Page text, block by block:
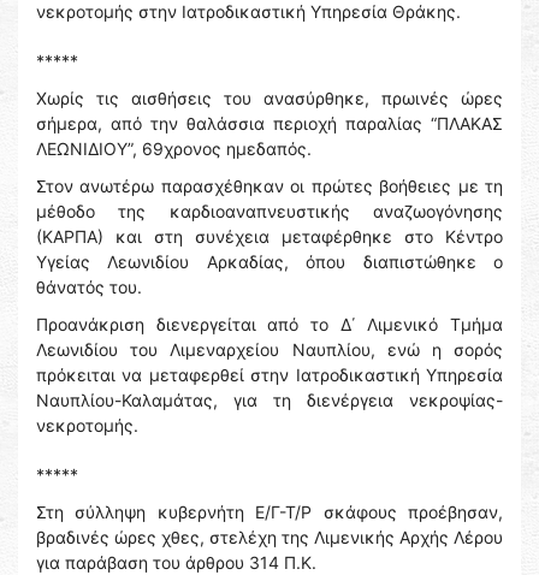
νεκροτομής στην Ιατροδικαστική Υπηρεσία Θράκης.
*****
Χωρίς τις αισθήσεις του ανασύρθηκε, πρωινές ώρες
σήμερα, από την θαλάσσια περιοχή παραλίας “ΠΛΑΚΑΣ
ΛΕΩΝΙΔΙΟΥ”, 69χρονος ημεδαπός.
Στον ανωτέρω παρασχέθηκαν οι πρώτες βοήθειες με τη
μέθοδο της καρδιοαναπνευστικής αναζωογόνησης
(ΚΑΡΠΑ) και στη συνέχεια μεταφέρθηκε στο Κέντρο
Υγείας Λεωνιδίου Αρκαδίας, όπου διαπιστώθηκε ο
θάνατός του.
Προανάκριση διενεργείται από το Δ΄ Λιμενικό Τμήμα
Λεωνιδίου του Λιμεναρχείου Ναυπλίου, ενώ η σορός
πρόκειται να μεταφερθεί στην Ιατροδικαστική Υπηρεσία
Ναυπλίου-Καλαμάτας, για τη διενέργεια νεκροψίας-
νεκροτομής.
*****
Στη σύλληψη κυβερνήτη Ε/Γ-Τ/Ρ σκάφους προέβησαν,
βραδινές ώρες χθες, στελέχη της Λιμενικής Αρχής Λέρου
για παράβαση του άρθρου 314 Π.Κ.